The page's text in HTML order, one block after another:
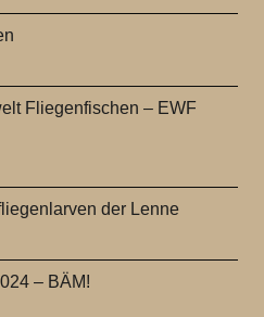
Fliegenfischen – EWF
der Lenne
– BÄM!